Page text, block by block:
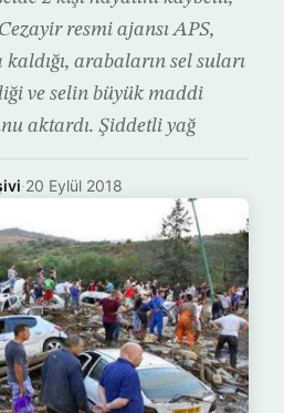
resmi ajansı APS,
arabaların sel suları
ve selin büyük maddi
aktardı. Şiddetli yağ
·20 Eylül 2018